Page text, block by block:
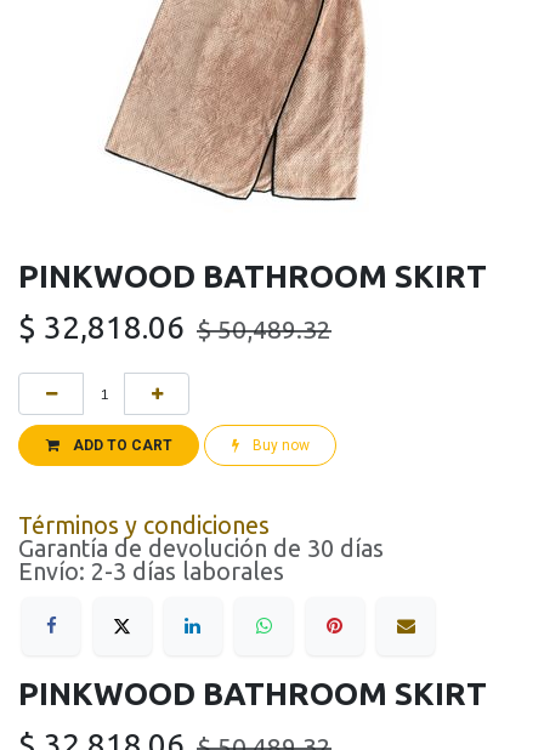
PINKWOOD BATHROOM SKIRT
$ 32,818.06 $50,489.32
ADD TO CART Buy now
Términos y condiciones
Garantía de devolución de 30 días
Envío: 2-3 días laborales
PINKWOOD BATHROOM SKIRT